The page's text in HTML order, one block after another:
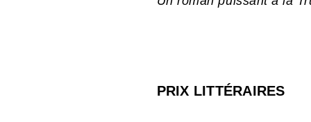
PRIX LITTÉRAIRES